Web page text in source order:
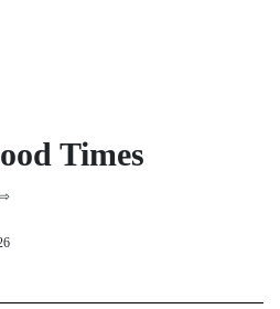
Times
⇨